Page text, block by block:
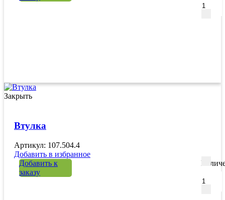
Закрыть
Втулка
Артикул: 107.504.4
Добавить в избранное
Добавить к
заказу